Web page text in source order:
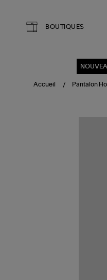
BOUTIQUES
Accueil Pantalon